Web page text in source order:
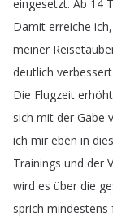
eingesetzt. Ab 14
Damit erreiche ich,
meiner
deutlich verbessert
Die Flugzeit erhöht
sich mit der Gabe
ich mir eben in
Trainings und der
wird es über die
sprich mindestens